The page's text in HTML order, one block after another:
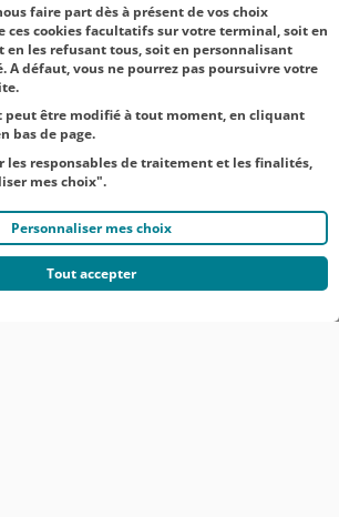
faire part dès à présent de vos choix
ces cookies facultatifs sur votre terminal, soit en
en les refusant tous, soit en personnalisant
A défaut, vous ne pourrez pas poursuivre votre
peut être modifié à tout moment, en cliquant
bas de page.
les responsables de traitement et les finalités,
mes choix".
Personnaliser mes choix
Tout accepter